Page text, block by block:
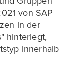
von SAP
in der
hinterlegt,
innerhalb